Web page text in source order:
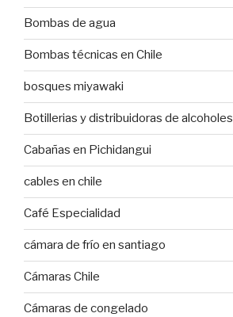
Bombas de agua
Bombas técnicas en Chile
bosques miyawaki
Botillerias y distribuidoras de alcoholes
Cabañas en Pichidangui
cables en chile
Café Especialidad
cámara de frío en santiago
Cámaras Chile
Cámaras de congelado